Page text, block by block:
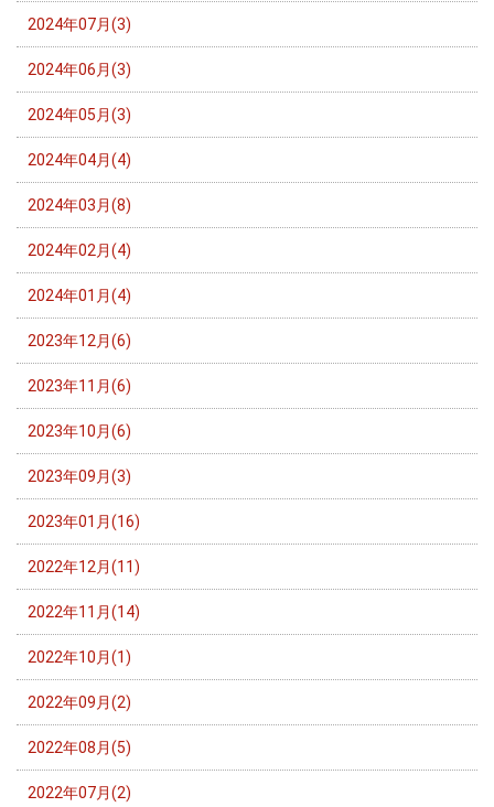
2024年07月(3)
2024年06月(3)
2024年05月(3)
2024年04月(4)
2024年03月(8)
2024年02月(4)
2024年01月(4)
2023年12月(6)
2023年11月(6)
2023年10月(6)
2023年09月(3)
2023年01月(16)
2022年12月(11)
2022年11月(14)
2022年10月(1)
2022年09月(2)
2022年08月(5)
2022年07月(2)